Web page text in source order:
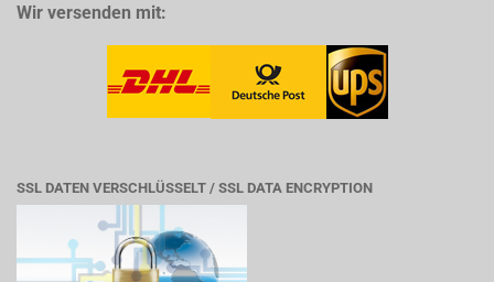
Wir versenden mit:
SSL DATEN VERSCHLÜSSELT / SSL DATA ENCRYPTION